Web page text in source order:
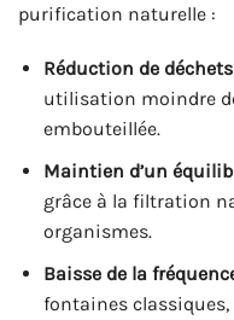
purification naturelle :
Réduction de
utilisation moindre
embouteillée.
Maintien d’un
grâce à la filtration
organismes.
Baisse de la
fontaines